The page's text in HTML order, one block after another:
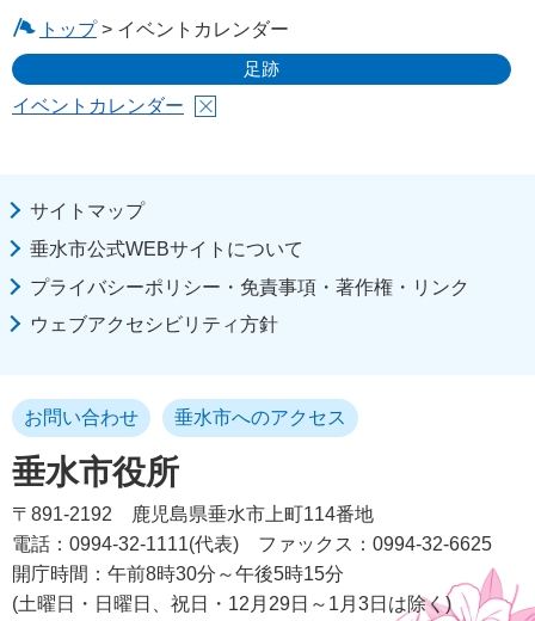
トップ> イベントカレンダー
足跡
イベントカレンダー
サイトマップ
垂水市公式WEBサイトについて
プライバシーポリシー・免責事項・著作権・リンク
ウェブアクセシビリティ方針
垂水市役所
お問い合わせ 垂水市へのアクセス
〒891-2192
鹿児島県垂水市上町114番地
電話：0994-32-1111(代表)
ファックス：0994-32-6625
開庁時間：午前8時30分～午後5時15分
(土曜日・日曜日、祝日・12月29日～1月3日は除く)